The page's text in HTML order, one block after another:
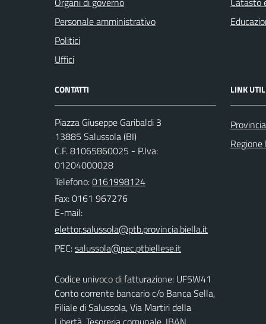
Personale amministrativo
Politici
Uffici
CONTATTI
Piazza Giuseppe Garibaldi 3
13885 Salussola (BI)
C.F. 81065860025 - P.Iva:
01204000028
Telefono:0161998124
Fax: 0161 967276
E-mail:
PEC:
Codice univoco di fatturazione: UF5W41
Conto corrente bancario c/o Banca Sella,
Filiale di Salussola, Via Martiri della
LINK